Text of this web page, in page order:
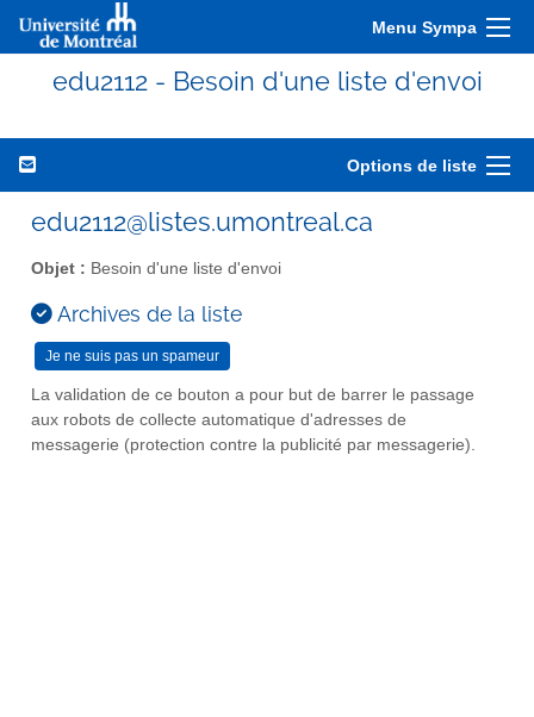
Menu Sympa
edu2112 - Besoin d'une liste d'envoi
Options de liste
edu2112@listes.umontreal.ca
Objet : Besoin d'une liste d'envoi
Archives de la liste
La validation de ce bouton a pour but de barrer le passage
aux robots de collecte automatique d'adresses de
messagerie (protection contre la publicité par messagerie).